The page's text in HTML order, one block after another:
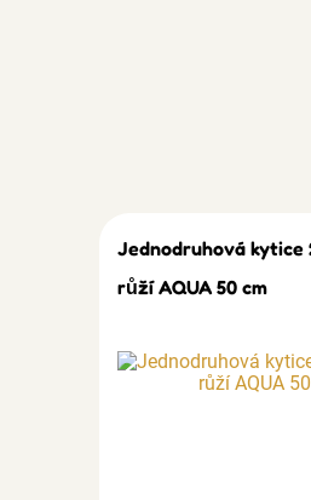
Jednodruhová kytice
růží AQUA 50 cm